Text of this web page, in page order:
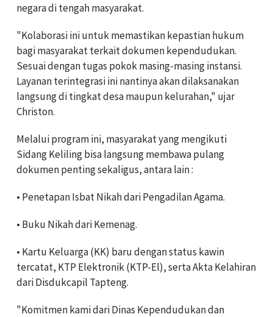
negara di tengah masyarakat.
"Kolaborasi ini untuk memastikan kepastian hukum
bagi masyarakat terkait dokumen kependudukan.
Sesuai dengan tugas pokok masing-masing instansi.
Layanan terintegrasi ini nantinya akan dilaksanakan
langsung di tingkat desa maupun kelurahan," ujar
Christon.
Melalui program ini, masyarakat yang mengikuti
Sidang Keliling bisa langsung membawa pulang
dokumen penting sekaligus, antara lain :
• Penetapan Isbat Nikah dari Pengadilan Agama.
• Buku Nikah dari Kemenag.
• Kartu Keluarga (KK) baru dengan status kawin
tercatat, KTP Elektronik (KTP-El), serta Akta Kelahiran
dari Disdukcapil Tapteng.
"Komitmen kami dari Dinas Kependudukan dan